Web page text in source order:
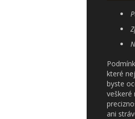
které
byste
veškeré
ani